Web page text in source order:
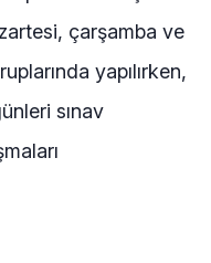
çarşamba ve
yapılırken,
sınav